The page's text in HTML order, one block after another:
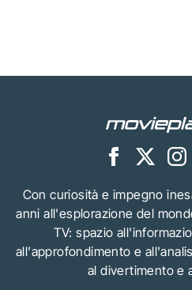
Con curiosità e impegno
anni all'esplorazione del
TV: spazio
all'approfondimento e
al divertimento e